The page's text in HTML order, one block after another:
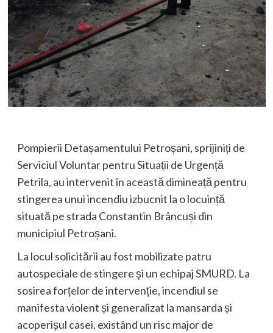
Pompierii Detașamentului Petroșani, sprijiniți de
Serviciul Voluntar pentru Situații de Urgență
Petrila, au intervenit în această dimineață pentru
stingerea unui incendiu izbucnit la o locuință
situată pe strada Constantin Brâncuși din
municipiul Petroșani.
La locul solicitării au fost mobilizate patru
autospeciale de stingere și un echipaj SMURD. La
sosirea forțelor de intervenție, incendiul se
manifesta violent și generalizat la mansarda și
acoperișul casei, existând un risc major de